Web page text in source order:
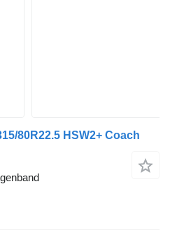
80R22.5 HSW2+ Coach